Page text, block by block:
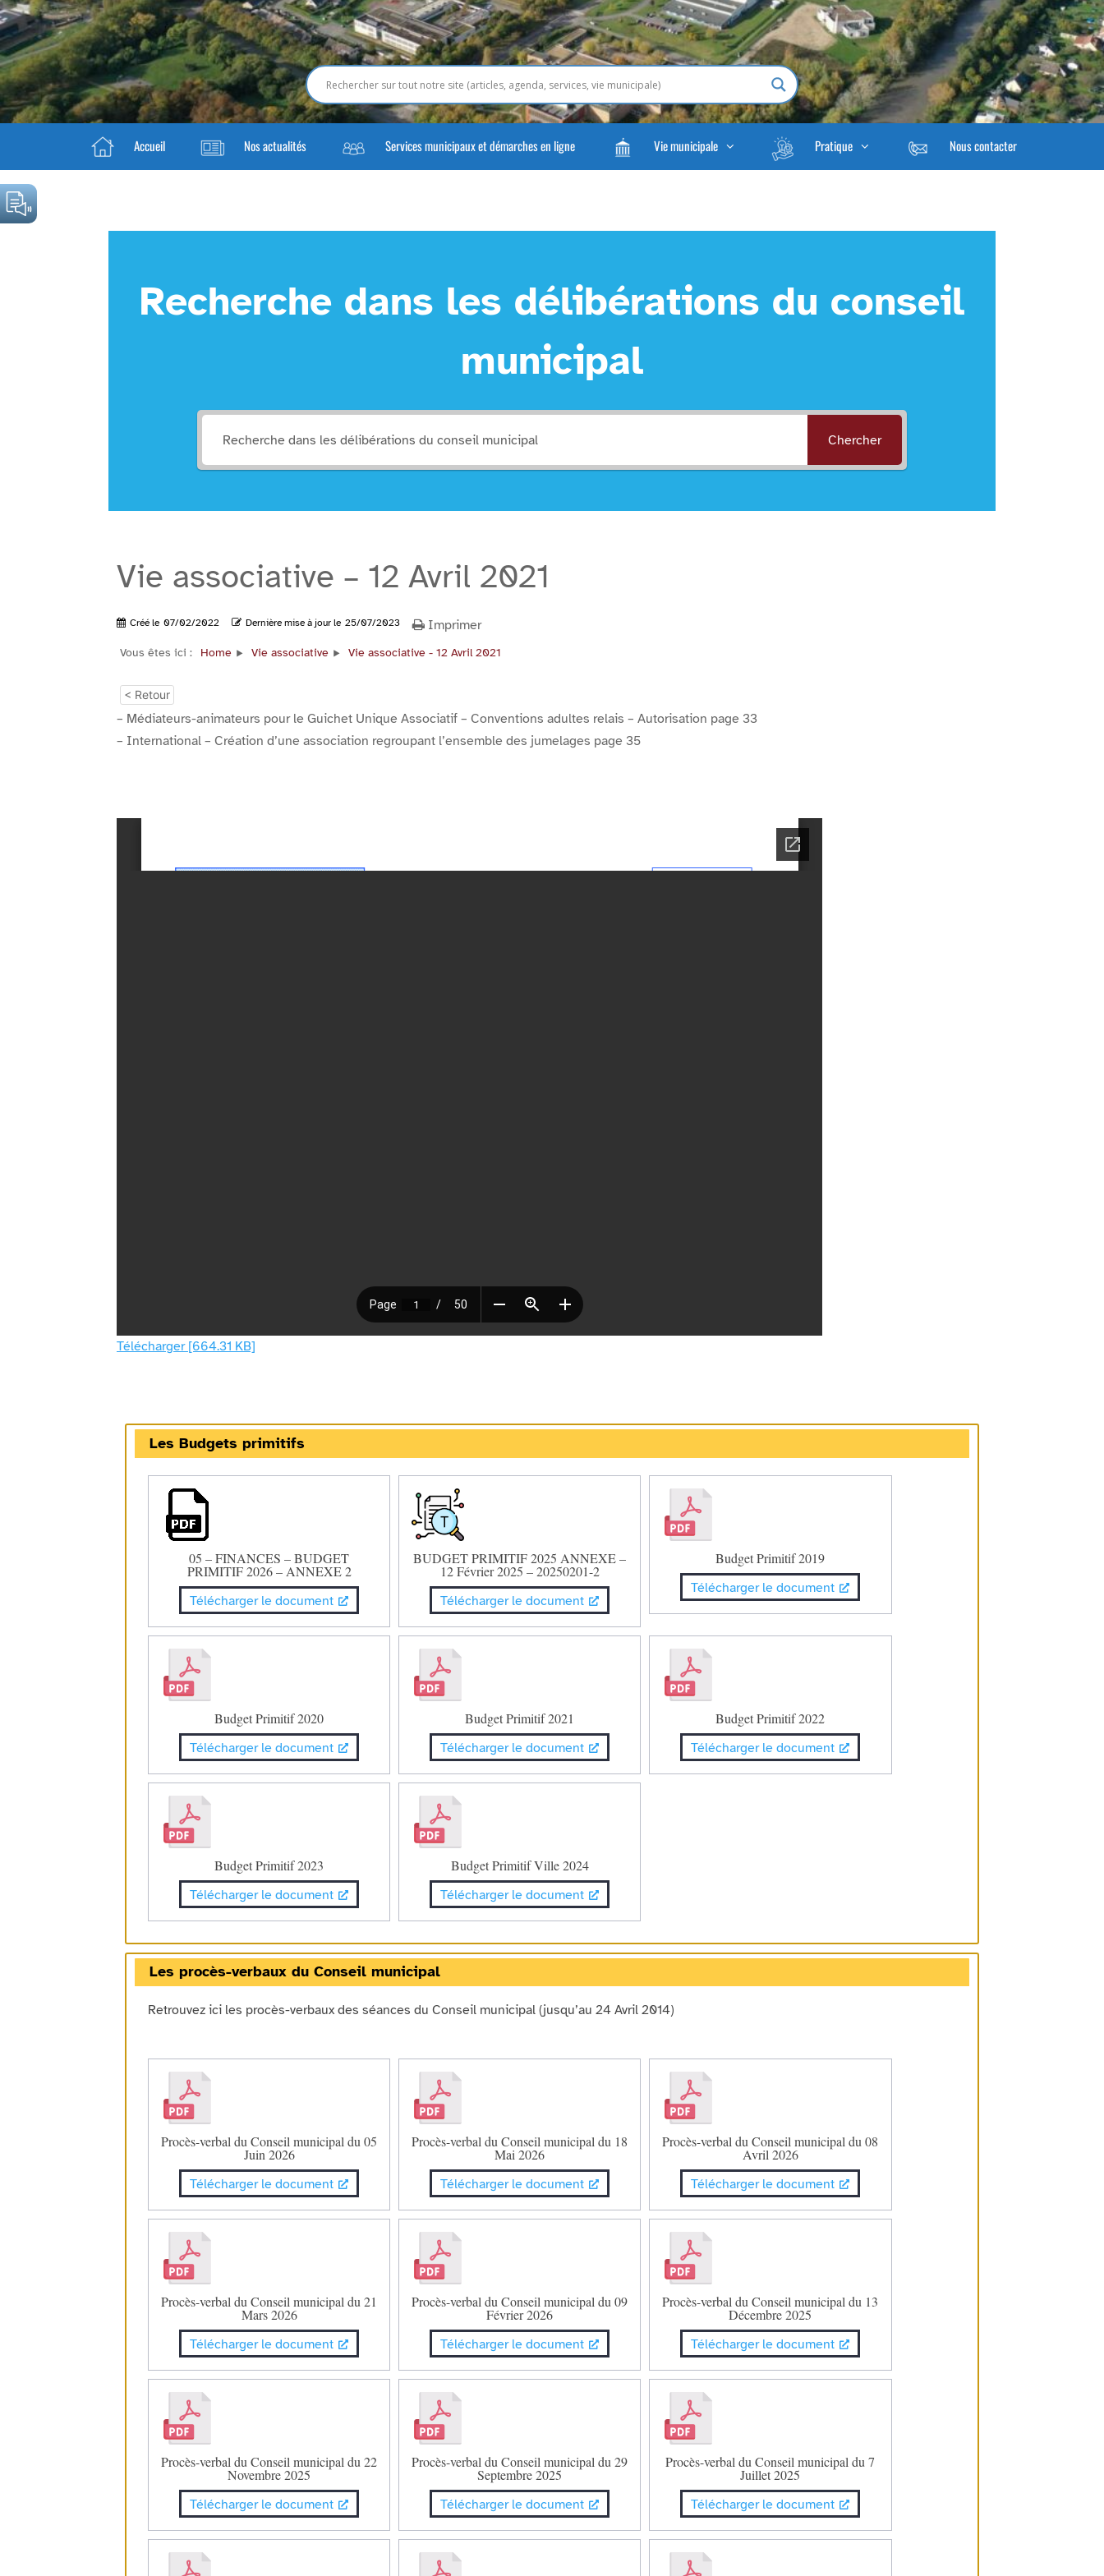
Accueil Nos actualités Services municipaux et démarches en ligne Vie municipale Pratique Nous contacter
Recherche dans les délibérations du conseil
municipal
Chercher
Vie associative – 12 Avril 2021
Créé le 07/02/2022 Dernière mise à jour le 25/07/2023 Imprimer
Vous êtes ici : Home Vie associative Vie associative - 12 Avril 2021
< Retour
– Médiateurs-animateurs pour le Guichet Unique Associatif – Conventions adultes relais – Autorisation page 33
– International – Création d’une association regroupant l’ensemble des jumelages page 35
Télécharger [664.31 KB]
Les Budgets primitifs
05 – FINANCES – BUDGET
PRIMITIF 2026 – ANNEXE 2
Télécharger le document
BUDGET PRIMITIF 2025 ANNEXE –
12 Février 2025 – 20250201-2
Télécharger le document
Budget Primitif 2019
Télécharger le document
Budget Primitif 2020
Télécharger le document
Budget Primitif 2021
Télécharger le document
Budget Primitif 2022
Télécharger le document
Budget Primitif 2023
Télécharger le document
Budget Primitif Ville 2024
Télécharger le document
Les procès-verbaux du Conseil municipal
Retrouvez ici les procès-verbaux des séances du Conseil municipal (jusqu’au 24 Avril 2014)
Procès-verbal du Conseil municipal du 05
Juin 2026
Télécharger le document
Procès-verbal du Conseil municipal du 18
Mai 2026
Télécharger le document
Procès-verbal du Conseil municipal du 08
Avril 2026
Télécharger le document
Procès-verbal du Conseil municipal du 21
Mars 2026
Télécharger le document
Procès-verbal du Conseil municipal du 09
Février 2026
Télécharger le document
Procès-verbal du Conseil municipal du 13
Décembre 2025
Télécharger le document
Procès-verbal du Conseil municipal du 22
Novembre 2025
Télécharger le document
Procès-verbal du Conseil municipal du 29
Septembre 2025
Télécharger le document
Procès-verbal du Conseil municipal du 7
Juillet 2025
Télécharger le document